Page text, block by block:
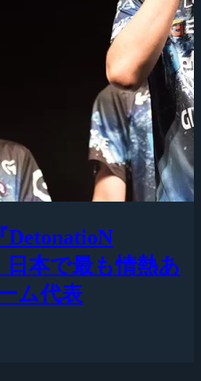
DetonatioN
日本で最も情熱あ
ム代表